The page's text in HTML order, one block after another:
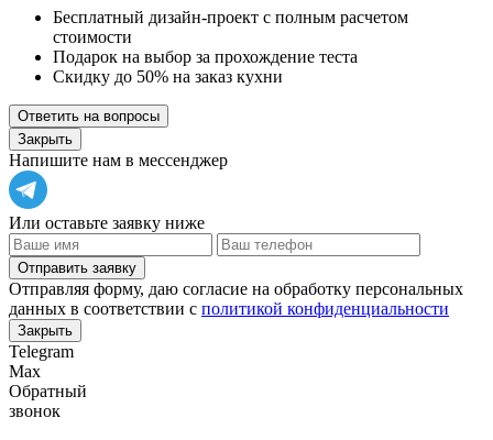
Бесплатный дизайн-проект с полным расчетом
стоимости
Подарок на выбор за прохождение теста
Скидку до 50% на заказ кухни
Ответить на вопросы
Закрыть
Напишите нам в мессенджер
Или оставьте заявку ниже
Отправить заявку
Отправляя форму, даю согласие на обработку персональных
данных в соответствии с политикой конфиденциальности
Закрыть
Telegram
Max
Обратный
звонок